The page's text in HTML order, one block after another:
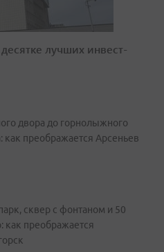
лучших инвест-
двора до горнолыжного
как преображается Арсеньев
сквер с фонтаном и 50
как преображается